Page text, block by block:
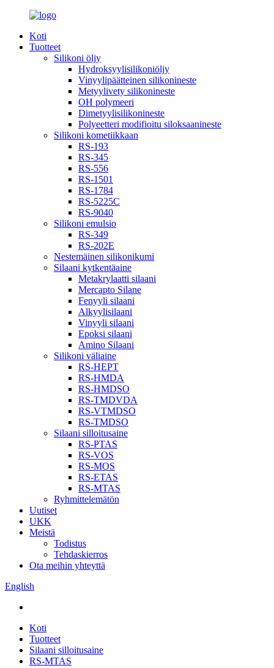
Koti
Tuotteet
Silikoni öljy
Hydroksyylisilikoniöljy
Vinyylipäätteinen silikonineste
Metyylivety silikonineste
OH polymeeri
Dimetyylisilikonineste
Polyeetteri modifioitu siloksaanineste
Silikoni kometiikkaan
RS-193
RS-345
RS-556
RS-1501
RS-1784
RS-5225C
RS-9040
Silikoni emulsio
RS-349
RS-202E
Nestemäinen silikonikumi
Silaani kytkentäaine
Metakrylaatti silaani
Mercapto Silane
Fenyyli silaani
Alkyylisilaani
Vinyyli silaani
Epoksi silaani
Amino Silaani
Silikoni väliaine
RS-HEPT
RS-HMDA
RS-HMDSO
RS-TMDVDA
RS-VTMDSO
RS-TMDSO
Silaani silloitusaine
RS-PTAS
RS-VOS
RS-MOS
RS-ETAS
RS-MTAS
Ryhmittelemätön
Uutiset
UKK
Meistä
Todistus
Tehdaskierros
Ota meihin yhteyttä
English
Koti
Tuotteet
Silaani silloitusaine
RS-MTAS